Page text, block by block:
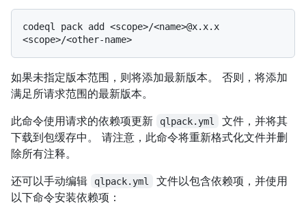
codeql pack add <scope>/<name>@x.x.x
如果未指定版本范围，则将添加最新版本。 否则，将添加
满足所请求范围的最新版本。
此命令使用请求的依赖项更新
qlpack.yml
文件，并将其
下载到包缓存中。 请注意，此命令将重新格式化文件并删
除所有注释。
还可以手动编辑
qlpack.yml
文件以包含依赖项，并使用
以下命令安装依赖项：